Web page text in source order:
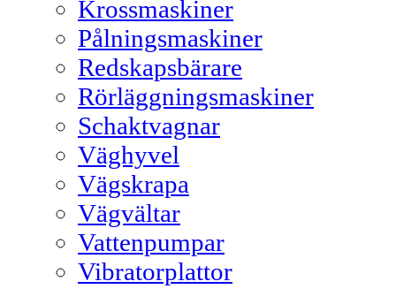
Krossmaskiner
Pålningsmaskiner
Redskapsbärare
Rörläggningsmaskiner
Schaktvagnar
Väghyvel
Vägskrapa
Vägvältar
Vattenpumpar
Vibratorplattor